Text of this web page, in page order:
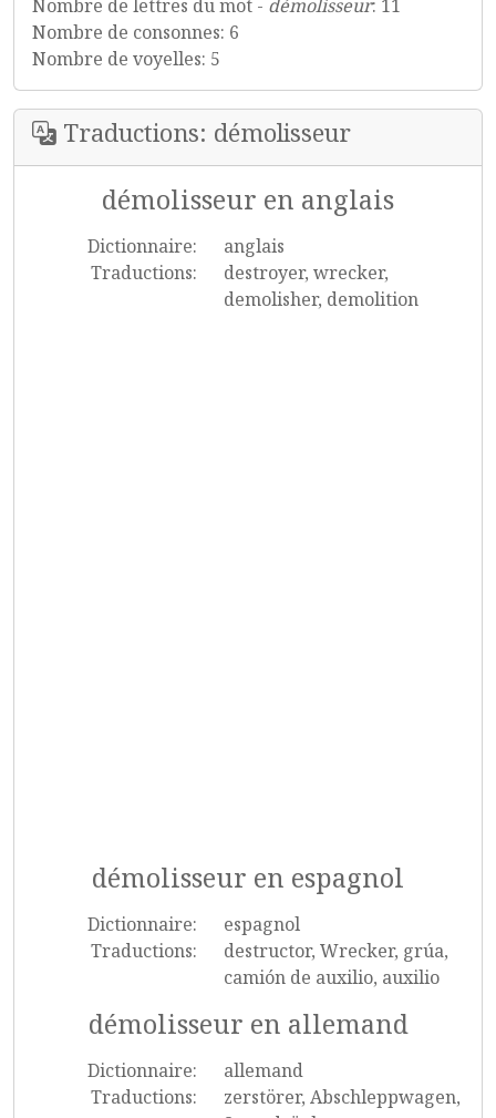
Nombre de lettres du mot - démolisseur: 11
Nombre de consonnes: 6
Nombre de voyelles: 5
Traductions: démolisseur
démolisseur en anglais
Dictionnaire:
anglais
Traductions:
destroyer, wrecker,
demolisher, demolition
démolisseur en espagnol
Dictionnaire:
espagnol
Traductions:
destructor, Wrecker, grúa,
camión de auxilio, auxilio
démolisseur en allemand
Dictionnaire:
allemand
Traductions:
zerstörer, Abschleppwagen,